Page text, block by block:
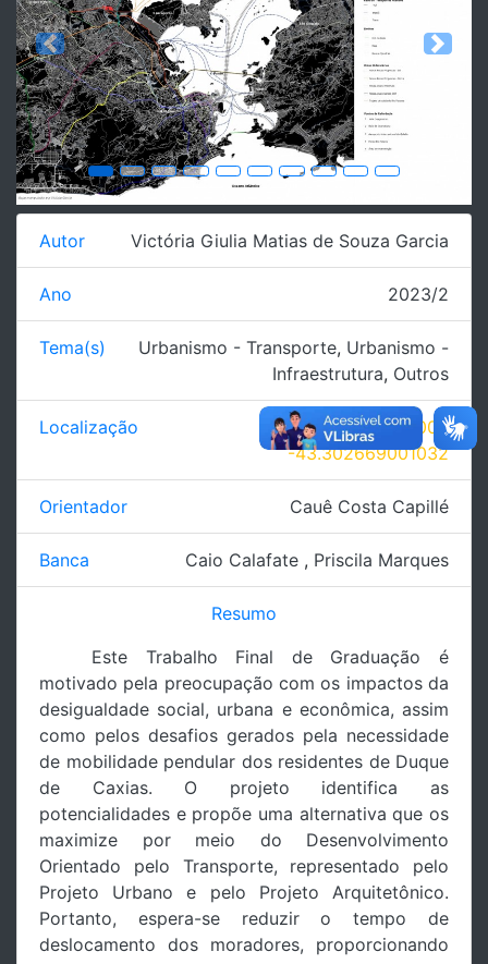
Previous Next
Autor Victória Giulia Matias de Souza Garcia
Ano 2023/2
Tema(s) Urbanismo - Transporte, Urbanismo -
Infraestrutura, Outros
Localização
-22.797726559001,
-43.302669001032
Orientador Cauê Costa Capillé
Banca Caio Calafate , Priscila Marques
Resumo
Este Trabalho Final de Graduação é
motivado pela preocupação com os impactos da
desigualdade social, urbana e econômica, assim
como pelos desafios gerados pela necessidade
de mobilidade pendular dos residentes de Duque
de Caxias. O projeto identifica as
potencialidades e propõe uma alternativa que os
maximize por meio do Desenvolvimento
Orientado pelo Transporte, representado pelo
Projeto Urbano e pelo Projeto Arquitetônico.
Portanto, espera-se reduzir o tempo de
deslocamento dos moradores, proporcionando